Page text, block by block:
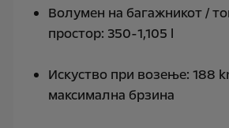
Волумен на багажникот /
простор: 350-1,105 l
Искуство при возење: 188
максимална брзина